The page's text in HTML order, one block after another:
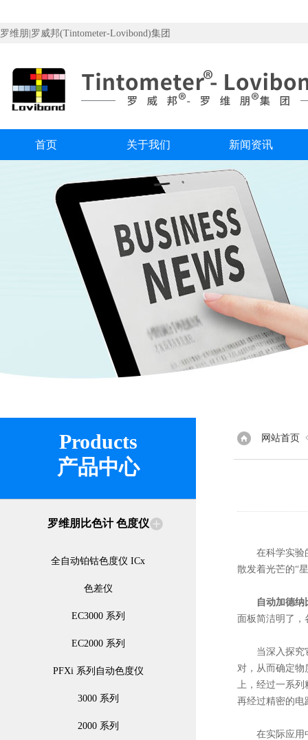
罗维朋|罗威邦(Tintometer-Lovibond)集团
首页 关于我们 新闻资讯
Products
产品中心
罗维朋比色计 色度仪
全自动铂钴色度仪 ICx
色差仪
EC3000 系列
EC2000 系列
PFXi 系列自动色度仪
3000 系列
2000 系列
网站首页
在科学实验的
散发着光芒的“
自动加德纳
面板简洁明了
当深入探究它
对，从而确定物
上，经过一系列
再经过精密的电
在实际应用中